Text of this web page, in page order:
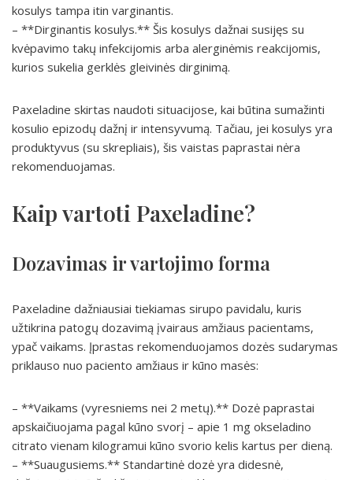
kosulys tampa itin varginantis.
– **Dirginantis kosulys.** Šis kosulys dažnai susijęs su
kvėpavimo takų infekcijomis arba alerginėmis reakcijomis,
kurios sukelia gerklės gleivinės dirginimą.
Paxeladine skirtas naudoti situacijose, kai būtina sumažinti
kosulio epizodų dažnį ir intensyvumą. Tačiau, jei kosulys yra
produktyvus (su skrepliais), šis vaistas paprastai nėra
rekomenduojamas.
Kaip vartoti Paxeladine?
Dozavimas ir vartojimo forma
Paxeladine dažniausiai tiekiamas sirupo pavidalu, kuris
užtikrina patogų dozavimą įvairaus amžiaus pacientams,
ypač vaikams. Įprastas rekomenduojamos dozės sudarymas
priklauso nuo paciento amžiaus ir kūno masės:
– **Vaikams (vyresniems nei 2 metų).** Dozė paprastai
apskaičiuojama pagal kūno svorį – apie 1 mg okseladino
citrato vienam kilogramui kūno svorio kelis kartus per dieną.
– **Suaugusiems.** Standartinė dozė yra didesnė,